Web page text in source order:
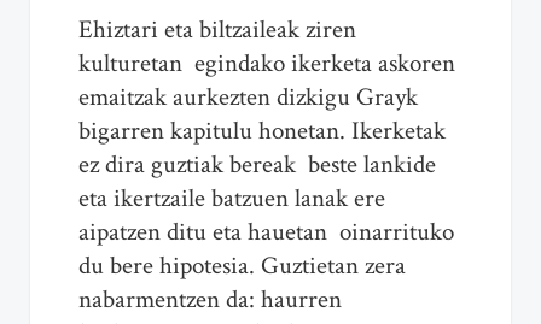
Ehiztari eta biltzaileak ziren
kulturetan egindako ikerketa askoren
emaitzak aurkezten dizkigu Grayk
bigarren kapitulu honetan. Ikerketak
ez dira guztiak bereak beste lankide
eta ikertzaile batzuen lanak ere
aipatzen ditu eta hauetan oinarrituko
du bere hipotesia. Guztietan zera
nabarmentzen da: haurren